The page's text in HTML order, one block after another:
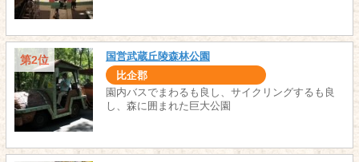
第2位 国営武蔵丘陵森林公園
比企郡
園内バスでまわるも良し、サイクリングするも良
し、森に囲まれた巨大公園